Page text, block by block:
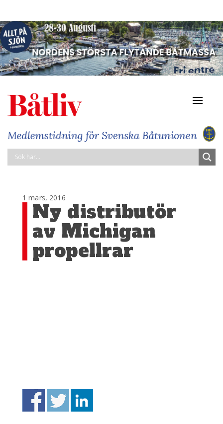
1 mars, 2016
Ny distributör
av Michigan
propellrar